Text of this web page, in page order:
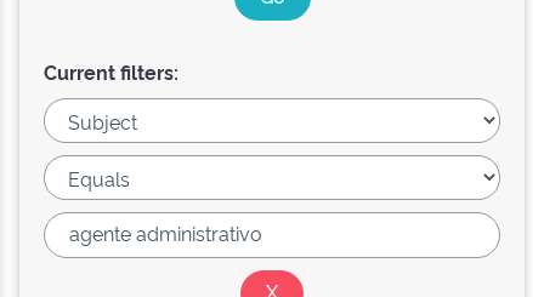
Current filters: